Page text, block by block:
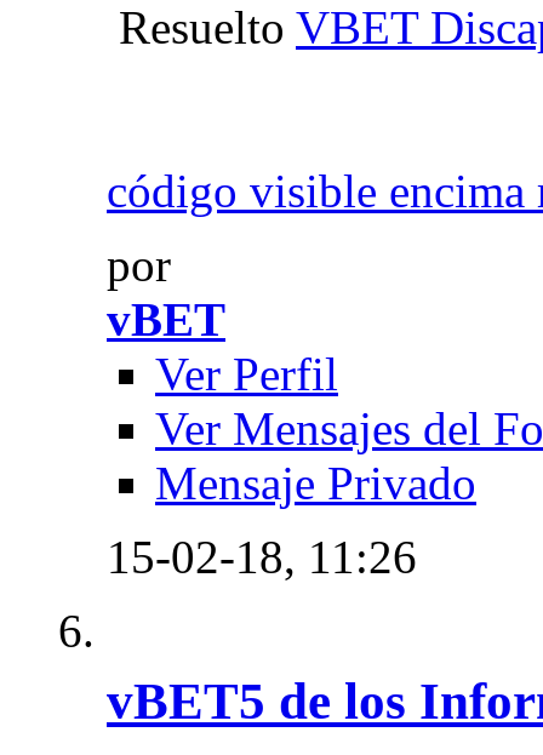
Resuelto VBET
código visible encima
por
vBET
Ver Perfil
Ver Mensajes del
Mensaje Privado
15-02-18, 11:26
vBET5 de los